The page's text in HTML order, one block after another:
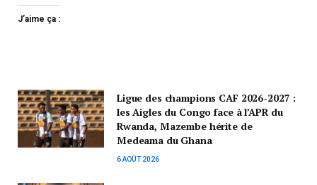
J’aime ça :
Ligue des champions CAF 2026-2027 :
les Aigles du Congo face à l’APR du
Rwanda, Mazembe hérite de
Medeama du Ghana
6 AOÛT 2026